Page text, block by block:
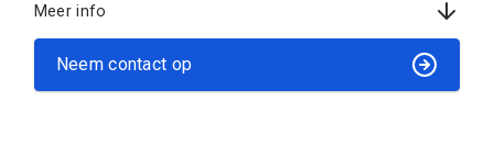
Meer info
Neem contact op